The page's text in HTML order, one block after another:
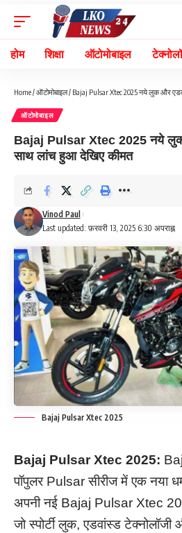
होम शिक्षा ऑटोमोबाइल
Home/ऑटोमोबाइल/ Bajaj Pulsar Xtec 2025 नये लुक और
ऑटोमोबाइल
Bajaj Pulsar Xtec 2025 नये लुक
साथ लांच हुआ देखिए कीमत
Last updated: फ़रवरी 13, 2025 6:30 अपराह्न
Vinod Paul
Bajaj Pulsar Xtec 2025
Bajaj Pulsar Xtec 2025:
पॉपुलर Pulsar सीरीज में एक नया
अपनी नई Bajaj Pulsar Xtec
जो स्पोर्टी लुक, एडवांस्ड